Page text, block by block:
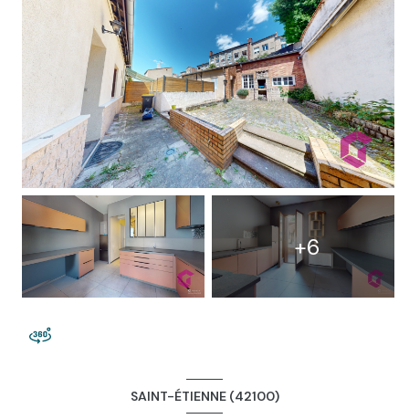
+6
SAINT-ÉTIENNE (42100)